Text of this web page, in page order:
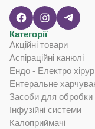
Лоток загального
Мастило для
Ножиці хірургічні
використання
Перев'язувальні
щипці
Руків’я скальпеля
Хірургічні ножиці
Шприци
Антисептичні засоби
Моторні системи
Категорії
Акційні товари
Аспіраційні канюлі
Ендо - Електро
Ентеральне
Засоби для обробки
Інфузійні системи
Калоприймачі